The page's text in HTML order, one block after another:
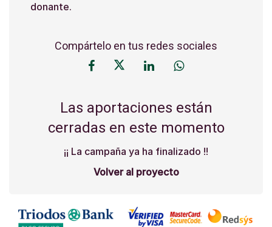
donante.
Compártelo en tus redes sociales
Las aportaciones están
cerradas en este momento
¡¡ La campaña ya ha finalizado !!
Volver al proyecto